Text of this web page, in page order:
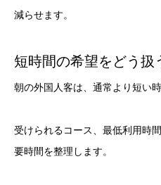
減らせます。
短時間の希望をどう扱
朝の外国人客は、通常より短い
受けられるコース、最低利用時
要時間を整理します。